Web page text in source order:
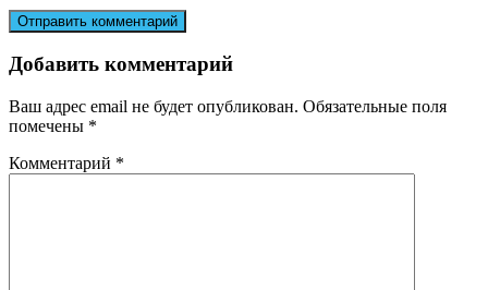
Добавить комментарий
Ваш адрес email не будет опубликован. Обязательные поля
помечены *
Комментарий *